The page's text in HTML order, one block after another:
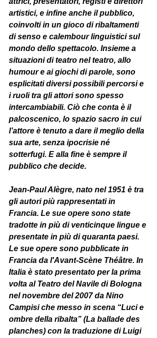
artistici, e infine anche il pubblico,
coinvolti in un gioco di ribaltamenti
di senso e calembour linguistici sul
mondo dello spettacolo. Insieme a
situazioni di teatro nel teatro, allo
humour e ai giochi di parole, sono
esplicitati diversi possibili percorsi e
i ruoli tra gli attori sono spesso
intercambiabili. Ciò che conta è il
palcoscenico, lo spazio sacro in cui
l’attore è tenuto a dare il meglio della
sua arte, senza ipocrisie né
sotterfugi. E alla fine è sempre il
pubblico che decide.
Jean-Paul Alègre, nato nel 1951 è tra
gli autori più rappresentati in
Francia. Le sue opere sono state
tradotte in più di venticinque lingue e
presentate in più di quaranta paesi.
Le sue opere sono pubblicate in
Francia da l'Avant-Scène Théâtre. In
Italia è stato presentato per la prima
volta al Teatro del Navile di Bologna
nel novembre del 2007 da Nino
Campisi che messo in scena “Luci e
ombre della ribalta” (La ballade des
planches) con la traduzione di Luigi